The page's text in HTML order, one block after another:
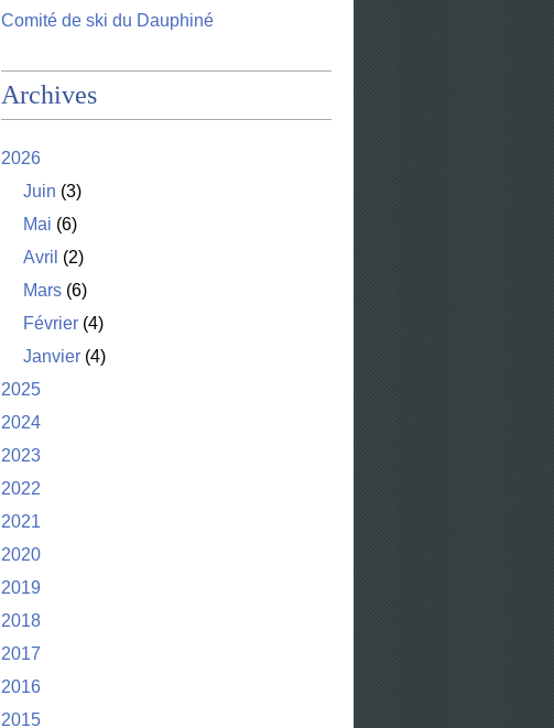
Comité de ski du Dauphiné
Archives
2026
Juin (3)
Mai (6)
Avril (2)
Mars (6)
Février (4)
Janvier (4)
2025
2024
2023
2022
2021
2020
2019
2018
2017
2016
2015